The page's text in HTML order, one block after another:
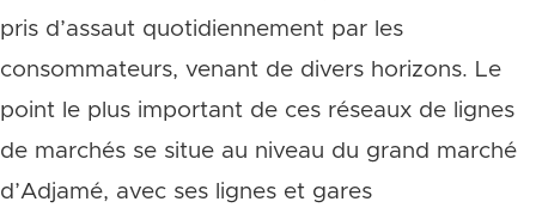
pris d’assaut quotidiennement par les
consommateurs, venant de divers horizons. Le
point le plus important de ces réseaux de lignes
de marchés se situe au niveau du grand marché
d’Adjamé, avec ses lignes et gares